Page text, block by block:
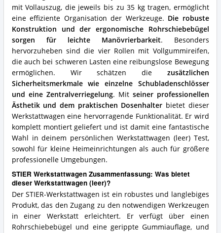
mit Vollauszug, die jeweils bis zu 35 kg tragen, ermöglicht
eine effiziente Organisation der Werkzeuge. Die robuste
Konstruktion und der ergonomische Rohrschiebebügel
sorgen für leichte Manövrierbarkeit. Besonders
hervorzuheben sind die vier Rollen mit Vollgummireifen,
die auch bei schweren Lasten eine reibungslose Bewegung
ermöglichen. Wir schätzen die zusätzlichen
Sicherheitsmerkmale wie einzelne Schubladenschlösser
und eine Zentralverriegelung. Mit seiner professionellen
Ästhetik und dem praktischen Dosenhalter bietet dieser
Werkstattwagen eine hervorragende Funktionalität. Er wird
komplett montiert geliefert und ist damit eine fantastische
Wahl in deinem persönlichen Werkstattwagen (leer) Test,
sowohl für kleine Heimeinrichtungen als auch für größere
professionelle Umgebungen.
STIER Werkstattwagen Zusammenfassung: Was bietet
dieser Werkstattwagen (leer)?
Der STIER-Werkstattwagen ist ein robustes und langlebiges
Produkt, das den Zugang zu den notwendigen Werkzeugen
in einer Werkstatt erleichtert. Er verfügt über einen
Rohrschiebebügel und eine gerippte Gummiauflage, und